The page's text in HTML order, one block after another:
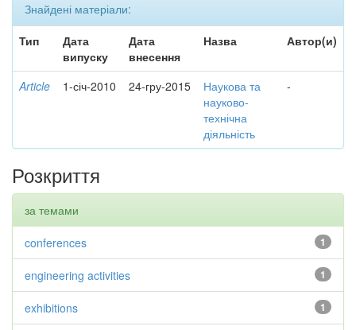
Знайдені матеріали:
Тип
Дата
випуску
Дата
внесення
Назва Автор(и)
Article 1-січ-2010 24-гру-2015
Наукова та
науково-
технічна
діяльність
-
Розкриття
за темами
1
conferences
1
engineering activities
1
exhibitions